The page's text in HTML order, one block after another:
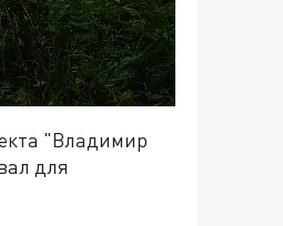
"Владимир
для